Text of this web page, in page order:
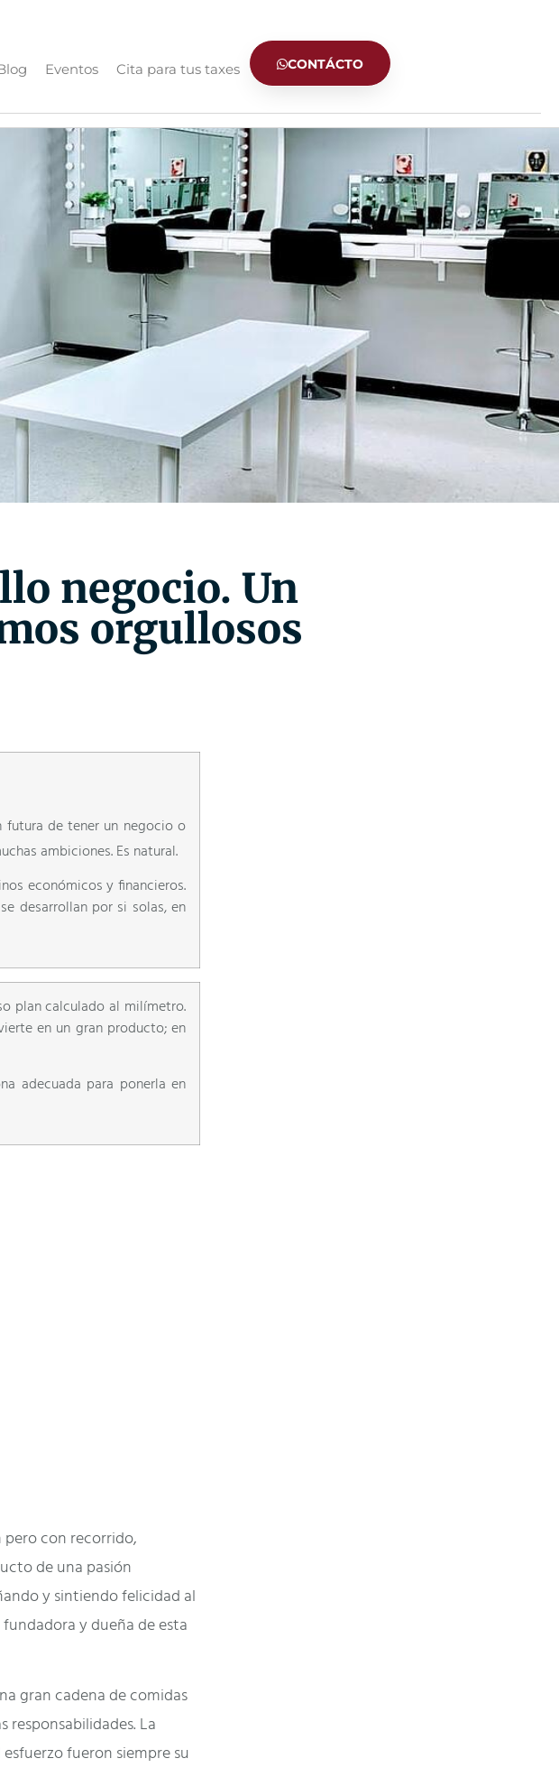
Eventos Cita para tus taxes CONTÁCTO
negocio. Un
orgullosos
futura de tener un negocio o
ambiciones. Es natural.
económicos y financieros.
desarrollan por si solas, en
plan calculado al milímetro.
en un gran producto; en
adecuada para ponerla en
pero con recorrido,
de una pasión
y sintiendo felicidad al
y dueña de esta
gran cadena de comidas
responsabilidades. La
fueron siempre su